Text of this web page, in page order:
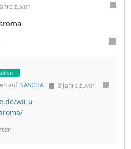
zuvor
auf SASCHA 3 Jahre zuvor
wii-u-